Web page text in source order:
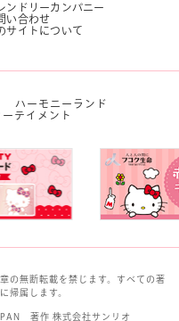
ンドリーカンパニー
い合わせ
サイトについて
ハーモニーランド
ーテイメント
の無断転載を禁じます。すべての著
帰属します。
著作 株式会社サンリオ